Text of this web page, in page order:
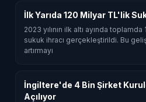
İlk Yarıda 120 Milyar TL'lik
2023 yılının ilk altı ayında
sukuk ihracı gerçekleştirildi. Bu
artırmayı
İngiltere'de 4 Bin Şirket
Açılıyor